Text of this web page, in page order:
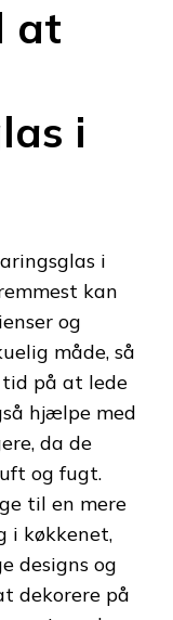
at
i
i
kan
og
måde, så
på at lede
hjælpe med
da de
og fugt.
til en mere
i køkkenet,
designs og
dekorere på